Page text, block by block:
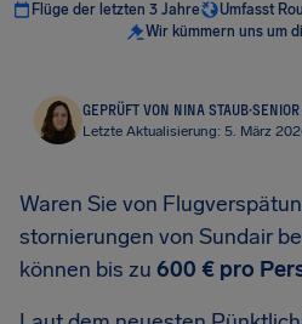
Flüge der letzten 3 Jahre
Umfasst
Wir kümmern uns um
GEPRÜFT VON NINA STAUB·
Letzte Aktualisierung: 5. März
Waren Sie von
stornierungen von Sundair
können bis zu 600 € pro